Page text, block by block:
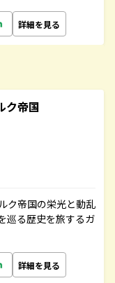
詳細を見る
ク帝国
ク帝国の栄光と動乱
巡る歴史を旅するガ
詳細を見る